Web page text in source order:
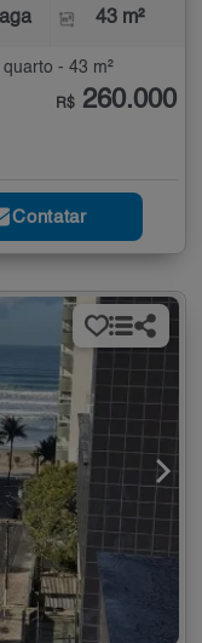
43 m²
- 43 m²
R$ 260.000
Contatar